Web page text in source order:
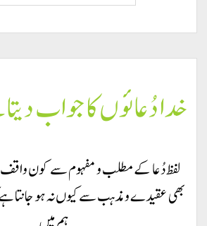
خدا دُعائوں کا جواب
لفظ دُعا کے مطلب و مفہوم سے کون واقف
بھی عقیدے و مذہب سے کیوں نہ ہو جانتا